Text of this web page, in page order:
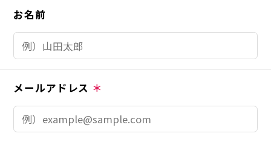
お名前
メールアドレス ＊